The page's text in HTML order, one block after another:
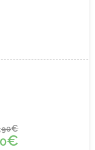
90€
€